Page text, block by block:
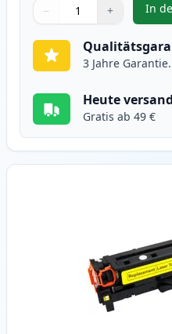
Verwenden Sie die
− +
1
In
3 Jahre
Heute
Gratis ab 49 €